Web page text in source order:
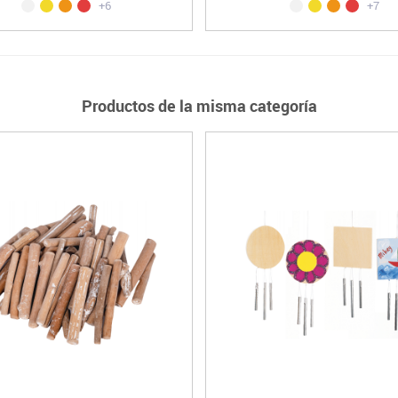
+6 +7
Productos de la misma categoría